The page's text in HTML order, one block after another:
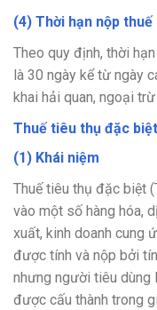
(4) Thời hạn nộp thuế
Theo quy định, thời
là 30 ngày kể từ ngày
khai hải quan, ngoại
Thuế tiêu thụ đặc biệt
(1) Khái niệm
Thuế tiêu thụ đặc biệt
vào một số hàng hóa,
xuất, kinh doanh cung
được tính và nộp bởi
nhưng người tiêu dùng
được cấu thành trong